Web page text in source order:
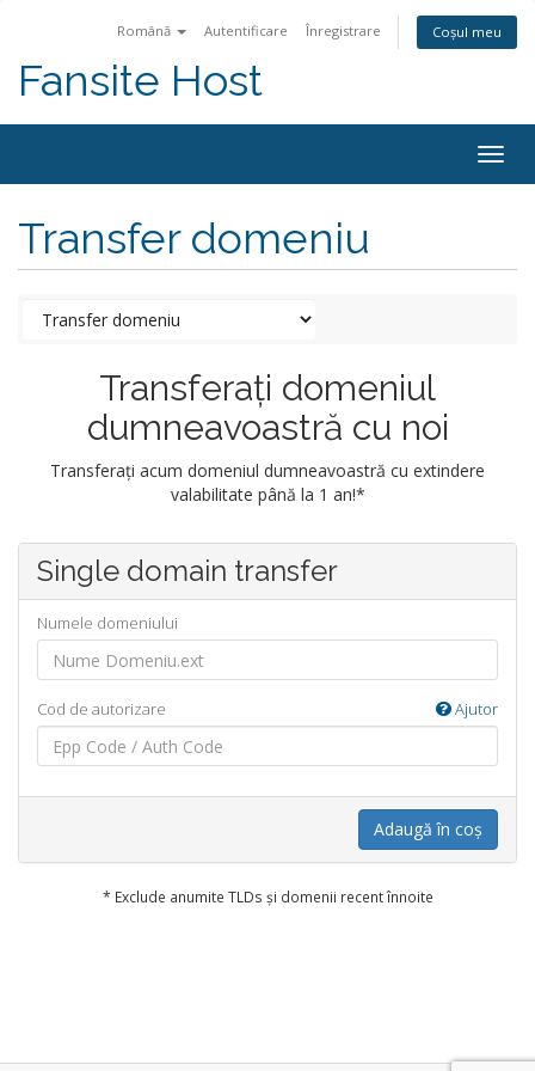
Română Autentificare Înregistrare Coșul meu
Fansite Host
Transfer domeniu
Transferați domeniul
dumneavoastră cu noi
Transferați acum domeniul dumneavoastră cu extindere
valabilitate până la 1 an!*
Single domain transfer
Numele domeniului
Cod de autorizare Ajutor
Adaugă în coș
* Exclude anumite TLDs și domenii recent înnoite